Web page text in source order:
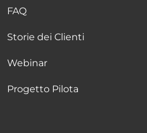
FAQ
Storie dei Clienti
Webinar
Progetto Pilota